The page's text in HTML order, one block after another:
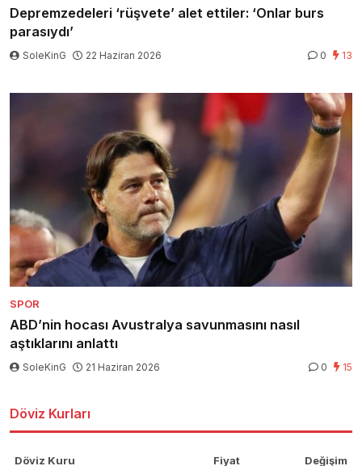
Depremzedeleri ‘rüşvete’ alet ettiler: ‘Onlar burs
parasıydı’
SoleKinG 22 Haziran 2026 0 13
SPOR
ABD’nin hocası Avustralya savunmasını nasıl
aştıklarını anlattı
SoleKinG 21 Haziran 2026 0 15
Döviz Kurları
Döviz Kuru Fiyat Değişim